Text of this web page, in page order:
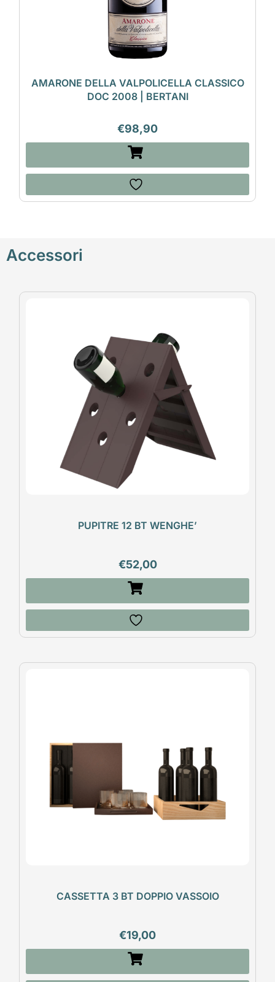
AMARONE DELLA VALPOLICELLA CLASSICO
DOC 2008 | BERTANI
€98,90
Accessori
PUPITRE 12 BT WENGHE’
€52,00
CASSETTA 3 BT DOPPIO VASSOIO
€19,00